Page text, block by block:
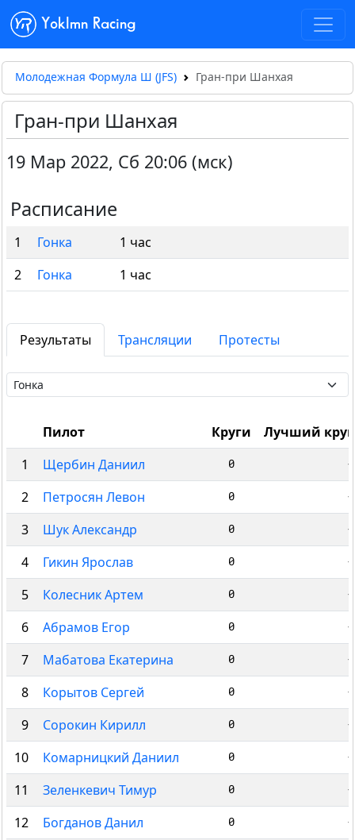
Yoklmn Racing
Молодежная Формула Ш (JFS) Гран-при Шанхая
Гран-при Шанхая
19 Мар 2022, Сб 20:06 (мск)
Расписание
1 Гонка
1 час
2
Гонка 1 час
Результаты Трансляции Протесты
Пилот Круги
Лучший круг
1
Щербин Даниил 0 -
2 Петросян Левон 0 -
3 Шук Александр 0 -
4 Гикин Ярослав 0 -
5 Колесник Артем 0 -
6 Абрамов Егор 0 -
7 Мабатова Екатерина 0 -
8 Корытов Сергей 0 -
9 Сорокин Кирилл 0 -
10 Комарницкий Даниил 0 -
11 Зеленкевич Тимур 0 -
12 Богданов Данил 0 -